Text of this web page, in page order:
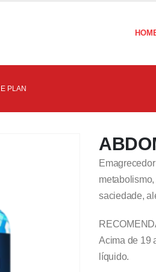
PLAN
saciedade,
Acima de 19
líquido.